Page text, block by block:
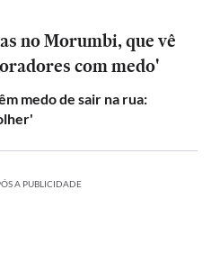
no Morumbi, que vê
com medo'
medo de sair na rua:
A PUBLICIDADE